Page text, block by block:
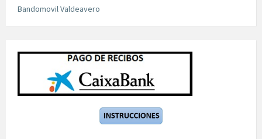
Bandomovil Valdeavero